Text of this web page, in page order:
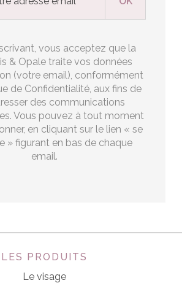
vous acceptez que la
& Opale traite vos données
(votre email), conformément
de Confidentialité, aux fins de
des communications
Vous pouvez à tout moment
en cliquant sur le lien « se
» figurant en bas de chaque
email.
LES PRODUITS
Le visage